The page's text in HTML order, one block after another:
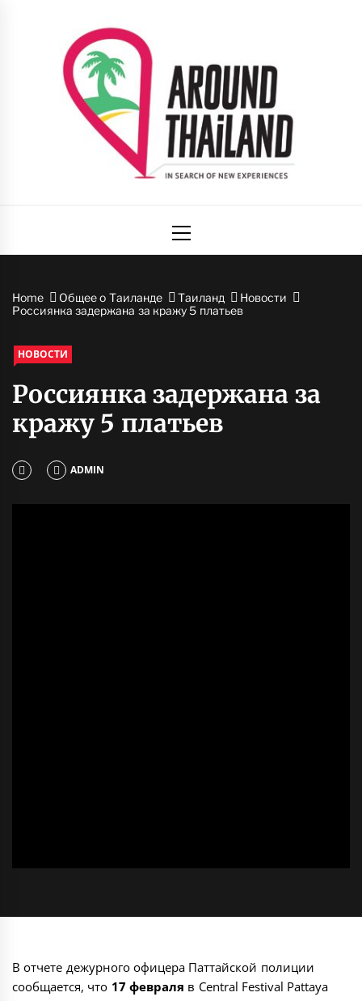
Таиланда
Menu
Home Общее о Таиланде Таиланд
Новости
Россиянка задержана за кражу 5 платьев
НОВОСТИ
Россиянка задержана за
кражу 5 платьев
ADMIN
В отчете дежурного офицера Паттайской полиции
сообщается, что 17 февраля в Central Festival Pattaya